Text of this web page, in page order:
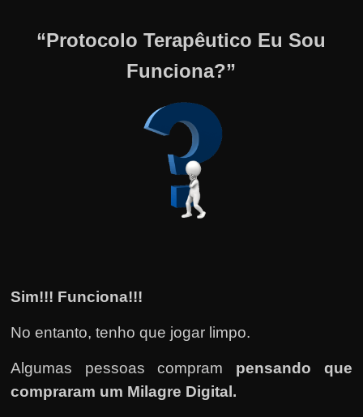
“Protocolo Terapêutico Eu Sou
Funciona?”
Sim!!! Funciona!!!
No entanto, tenho que jogar limpo.
Algumas pessoas compram pensando que
compraram um Milagre Digital.